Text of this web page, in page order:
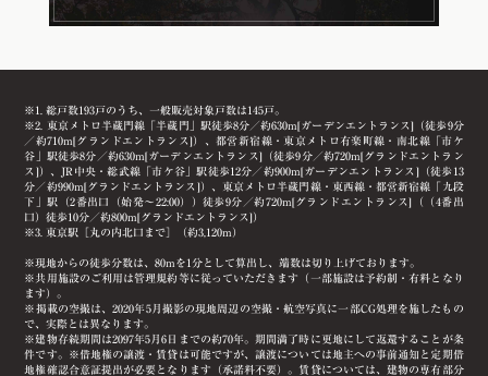
※1. 総戸数193戸のうち、一般販売対象戸数は145戸。
※2. 東京メトロ半蔵門線「半蔵門」駅徒歩8分／約630m[ガーデンエントランス]（徒歩9分
／約710m[グランドエントランス]）、都営新宿線・東京メトロ有楽町線・南北線「市ケ
谷」駅徒歩8分／約630m[ガーデンエントランス]（徒歩9分／約720m[グランドエントラン
ス]）、JR中央・総武線「市ケ谷」駅徒歩12分／約900m[ガーデンエントランス]（徒歩13
分／約990m[グランドエントランス]）、東京メトロ半蔵門線・東西線・都営新宿線「九段
下」駅（2番出口（始発～22:00））徒歩9分／約720m[グランドエントランス]（（4番出
口）徒歩10分／約800m[グランドエントランス]）
※3. 東京駅［丸の内北口まで］（約3,120m）
※現地からの徒歩分数は、80mを1分として算出し、端数は切り上げております。
※共用施設のご利用は管理規約等に従っていただきます（一部施設は予約制・有料となり
ます）。
※掲載の空撮は、2020年5月撮影の現地周辺の空撮・航空写真に一部CG処理を施したもの
で、実際とは異なります。
※建物存続期間は2097年5月6日までの約70年。期間満了時に更地にして返還することが条
件です。※借地権の譲渡・賃貸は可能ですが、譲渡については地主への事前通知と定期借
地権確認合意証提出が必要となります（承諾料不要）。賃貸については、建物の専有部分